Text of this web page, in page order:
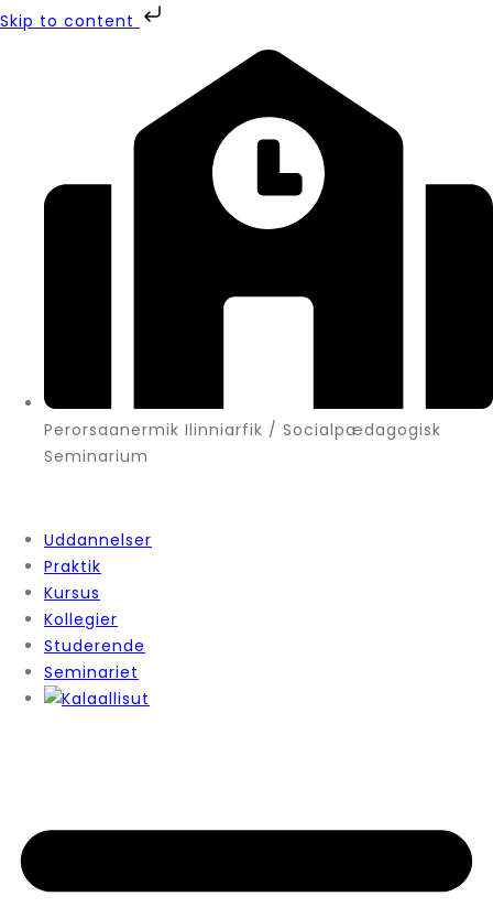
Skip to content
Perorsaanermik Ilinniarfik / Socialpædagogisk
Seminarium
Uddannelser
Praktik
Kursus
Kollegier
Studerende
Seminariet